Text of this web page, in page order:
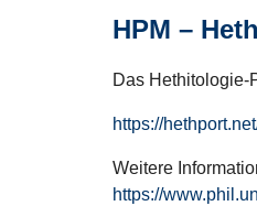
HPM –
Das Hethitologie-
https://
Weitere
https://